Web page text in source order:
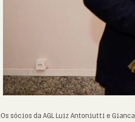
Os sócios da AGL Luiz Antoniutti e